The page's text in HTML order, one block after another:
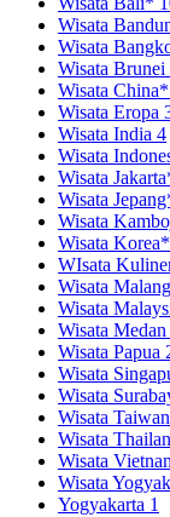
Wisata
Wisata
Wisata
Wisata China*
Wisata Eropa
Wisata India 4
Wisata
Wisata
Wisata
Wisata
Wisata Korea*
WIsata
Wisata
Wisata
Wisata Medan
Wisata Papua
Wisata
Wisata
Wisata
Wisata
Wisata
Wisata
Yogyakarta 1